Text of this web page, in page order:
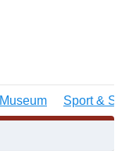
Museum Sport &